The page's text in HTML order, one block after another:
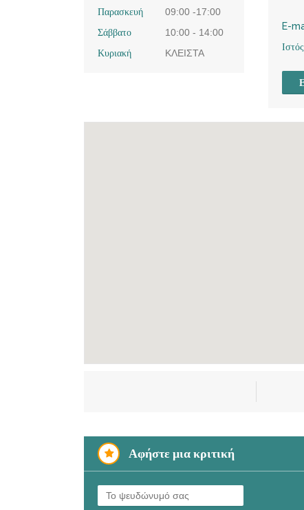
Παρασκευή
09:00 -17:00
Σάββατο
10:00 - 14:00
Κυριακή
ΚΛΕΙΣΤΑ
E-
Αφήστε μια κριτική